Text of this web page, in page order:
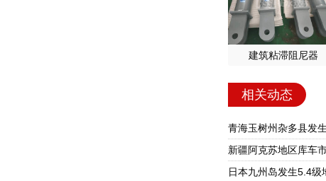
建筑粘滞阻尼器
相关动态
青海玉树州杂多县发
新疆阿克苏地区库车
日本九州岛发生5.4级